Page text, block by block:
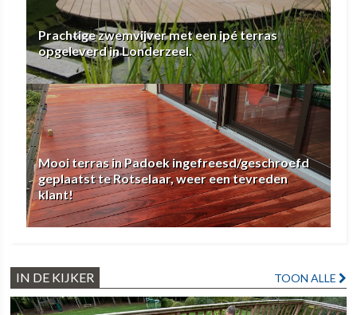
Prachtige zwemvijver met een ipé terras
opgeleverd in Londerzeel.
Mooi terras in Padoek ingefreesd/geschroefd
geplaatst te Rotselaar, weer een tevreden
klant!
IN DE KIJKER TOON ALLE